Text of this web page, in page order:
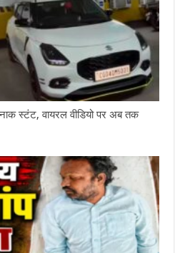
स्टंट, वायरल वीडियो पर अब तक